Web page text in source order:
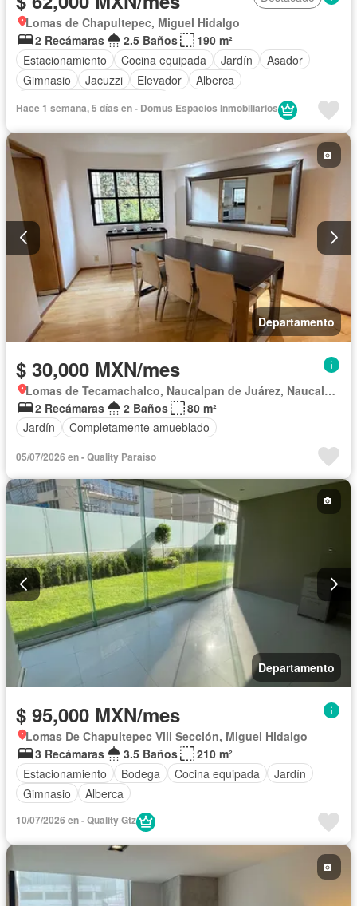
Lomas de Chapultepec, Miguel Hidalgo
2 Recámaras
2.5 Baños
190 m²
Estacionamiento
Cocina equipada Jardín
Asador
Gimnasio
Jacuzzi Elevador
Alberca
Hace 1 semana, 5 días en - Domus Espacios Inmobiliarios
Departamento
$ 30,000 MXN/mes
Lomas de Tecamachalco, Naucalpan de Juárez, Naucalpan de Juárez
2 Recámaras
2 Baños
80 m²
Jardín
Completamente amueblado
05/07/2026 en - Quality Paraíso
Departamento
$ 95,000 MXN/mes
Lomas De Chapultepec Viii Sección, Miguel Hidalgo
3 Recámaras
3.5 Baños
210 m²
Estacionamiento
Bodega Cocina equipada
Jardín
Gimnasio
Alberca
10/07/2026 en - Quality Gtz